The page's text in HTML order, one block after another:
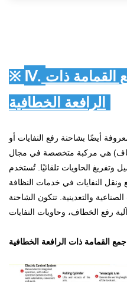
※ Ⅳ. القمامة ذات
الرافعة الخطافية
أيضًا بشاحنة رفع النفايات أو
هي مركبة متخصصة في مجال
وتفريغ الحاويات تلقائيًا. تُستخدم
النفايات في خدمات النظافة
والتعدينية. تتكون الشاحنة
القمامة ذات الرافعة الخطافية